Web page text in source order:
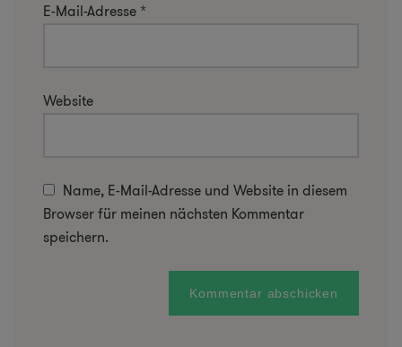
E-Mail-Adresse *
Website
Name, E-Mail-Adresse und Website in diesem
Browser für meinen nächsten Kommentar
speichern.